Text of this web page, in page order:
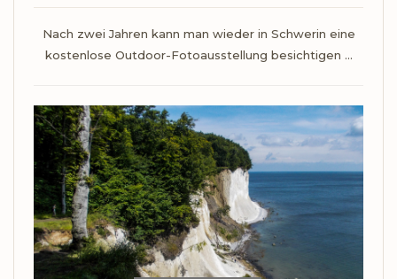
Nach zwei Jahren kann man wieder in Schwerin eine
kostenlose Outdoor-Fotoausstellung besichtigen ...